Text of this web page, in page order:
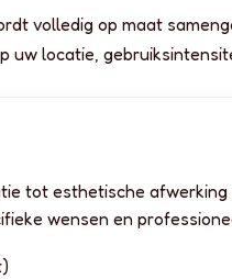
volledig op maat
uw locatie,
tot esthetische
wensen en